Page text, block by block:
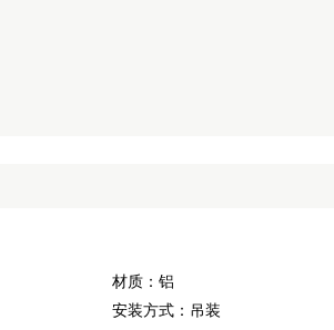
材质：铝
安装方式：吊装